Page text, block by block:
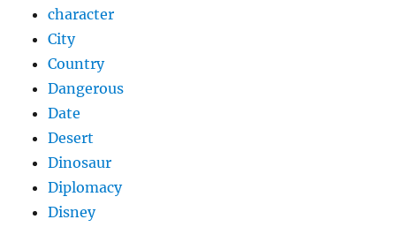
character
City
Country
Dangerous
Date
Desert
Dinosaur
Diplomacy
Disney